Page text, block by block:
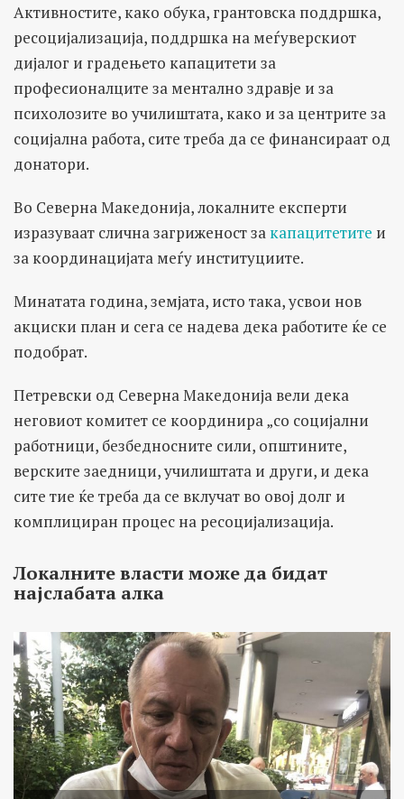
Активностите, како обука, грантовска поддршка,
ресоцијализација, поддршка на меѓуверскиот
дијалог и градењето капацитети за
професионалците за ментално здравје и за
психолозите во училиштата, како и за центрите за
социјална работа, сите треба да се финансираат од
донатори.
Во Северна Македонија, локалните експерти
изразуваат слична загриженост за капацитетите и
за координацијата меѓу институциите.
Минатата година, земјата, исто така, усвои нов
акциски план и сега се надева дека работите ќе се
подобрат.
Петревски од Северна Македонија вели дека
неговиот комитет се координира „со социјални
работници, безбедносните сили, општините,
верските заедници, училиштата и други, и дека
сите тие ќе треба да се вклучат во овој долг и
комплициран процес на ресоцијализација.
Локалните власти може да бидат
најслабата алка